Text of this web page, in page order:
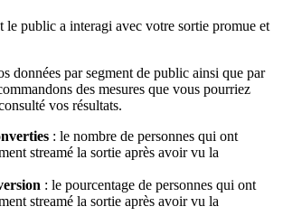
le public a interagi avec votre sortie promue et
données par segment de public ainsi que par
des mesures que vous pourriez
vos résultats.
: le nombre de personnes qui ont
streamé la sortie après avoir vu la
: le pourcentage de personnes qui ont
streamé la sortie après avoir vu la